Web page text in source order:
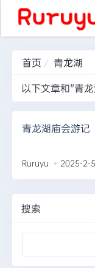
首页
青龙湖
以下文章和"青龙
青龙湖庙会游记
Ruruyu 2025-2-5
搜索